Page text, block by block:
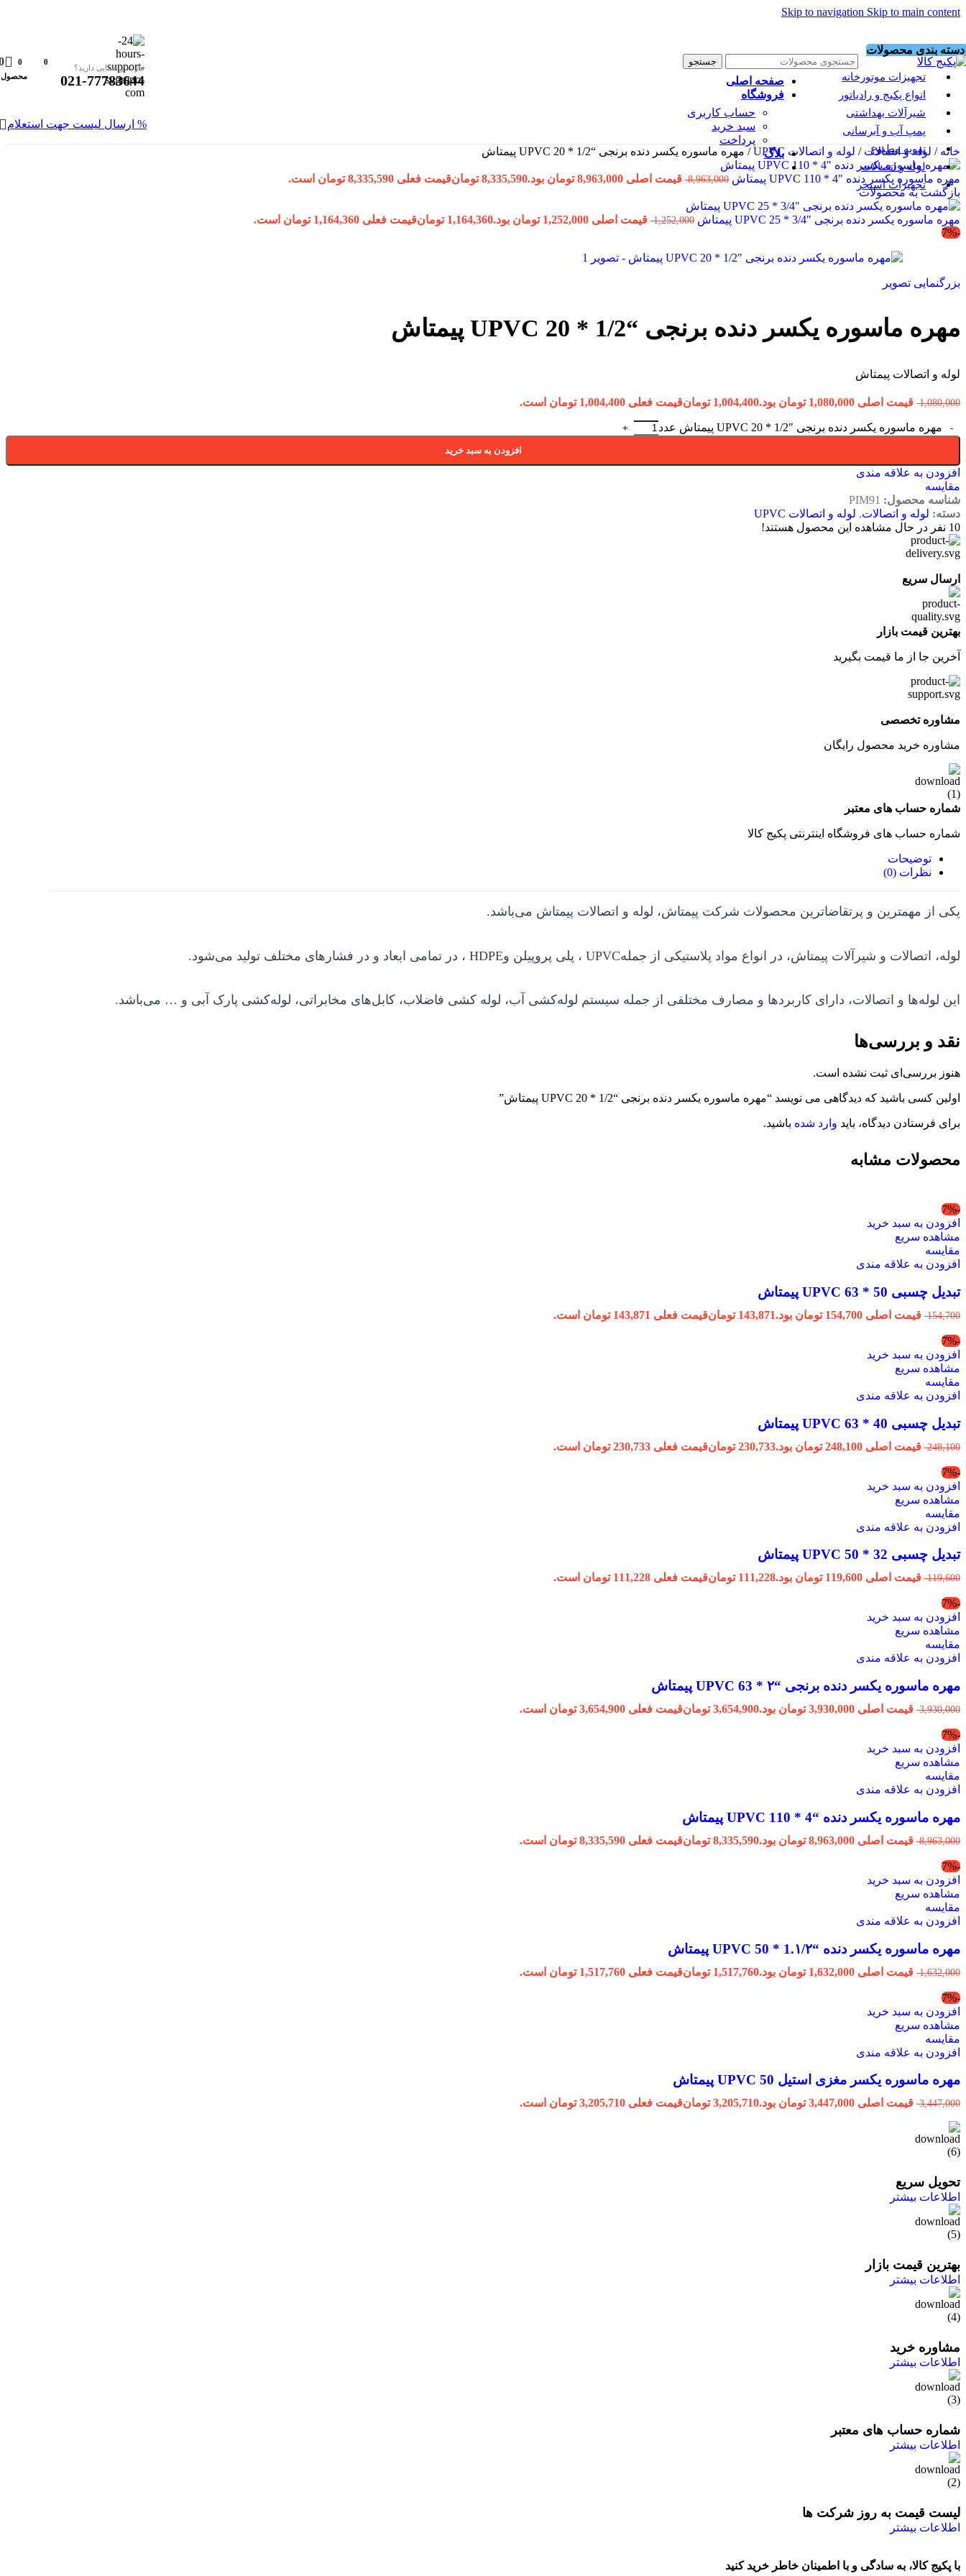
Skip to navigation Skip to main content
جستجو
نیاز به راهنمایی دارید؟
021-77783644
0
0
محصول
دسته بندی محصولات
تجهیزات موتورخانه
انواع پکیج و رادیاتور
شیرآلات بهداشتی
پمپ آب و آبرسانی
تهویه مطبوع
لوله و اتصالات
تجهیزات استخر
صفحه اصلی
فروشگاه
حساب کاربری
سبد خرید
پرداخت
بلاگ
طرح تعویض سبز
% ارسال لیست جهت استعلام
خانه/ لوله و اتصالات/ لوله و اتصالات UPVC / مهره ماسوره یکسر دنده برنجی “1/2 * 20 UPVC پیمتاش
مهره ماسوره یکسر دنده "4 * 110 UPVC پیمتاش 8,963,000 قیمت اصلی 8,963,000 تومان بود. 8,335,590 تومانقیمت فعلی 8,335,590 تومان است.
بازگشت به محصولات
مهره ماسوره یکسر دنده برنجی "3/4 * 25 UPVC پیمتاش 1,252,000 قیمت اصلی 1,252,000 تومان بود. 1,164,360 تومانقیمت فعلی 1,164,360 تومان است.
-7%
بزرگنمایی تصویر
مهره ماسوره یکسر دنده برنجی “1/2 * 20 UPVC پیمتاش
لوله و اتصالات پیمتاش
1,080,000 قیمت اصلی 1,080,000 تومان بود. 1,004,400 تومانقیمت فعلی 1,004,400 تومان است.
مهره ماسوره یکسر دنده برنجی "1/2 * 20 UPVC پیمتاش عدد
افزودن به سبد خرید
افزودن به علاقه مندی
مقایسه
شناسه محصول: PIM91
دسته: لوله و اتصالات, لوله و اتصالات UPVC
10 نفر در حال مشاهده این محصول هستند!
ارسال سریع
بهترین قیمت بازار
آخرین جا از ما قیمت بگیرید
مشاوره تخصصی
مشاوره خرید محصول رایگان
شماره حساب های معتبر
شماره حساب های فروشگاه اینترنتی پکیج کالا
توضیحات
نظرات (0)
یکی از مهمترین و پرتقاضاترین محصولات شرکت پیمتاش، لوله و اتصالات پیمتاش می‌باشد.
لوله، اتصالات و شیرآلات پیمتاش، در انواع مواد پلاستیکی از جملهUPVC ، پلی پروپیلن وHDPE ، در تمامی ابعاد و در فشارهای مختلف تولید می‌شود.
این لوله‌ها و اتصالات، دارای کاربردها و مصارف مختلفی از جمله سیستم لوله‌کشی آب، لوله کشی فاضلاب، کابل‌های مخابراتی، لوله‌کشی پارک آبی و … می‌باشد.
نقد و بررسی‌ها
هنوز بررسی‌ای ثبت نشده است.
اولین کسی باشید که دیدگاهی می نویسد “مهره ماسوره یکسر دنده برنجی “1/2 * 20 UPVC پیمتاش”
برای فرستادن دیدگاه، باید وارد شده باشید.
محصولات مشابه
-7%
افزودن به سبد خرید
مشاهده سریع
مقایسه
افزودن به علاقه مندی
تبدیل چسبی 50 * 63 UPVC پیمتاش
154,700 قیمت اصلی 154,700 تومان بود. 143,871 تومانقیمت فعلی 143,871 تومان است.
-7%
افزودن به سبد خرید
مشاهده سریع
مقایسه
افزودن به علاقه مندی
تبدیل چسبی 40 * 63 UPVC پیمتاش
248,100 قیمت اصلی 248,100 تومان بود. 230,733 تومانقیمت فعلی 230,733 تومان است.
-7%
افزودن به سبد خرید
مشاهده سریع
مقایسه
افزودن به علاقه مندی
تبدیل چسبی 32 * 50 UPVC پیمتاش
119,600 قیمت اصلی 119,600 تومان بود. 111,228 تومانقیمت فعلی 111,228 تومان است.
-7%
افزودن به سبد خرید
مشاهده سریع
مقایسه
افزودن به علاقه مندی
مهره ماسوره یکسر دنده برنجی “۲ * 63 UPVC پیمتاش
3,930,000 قیمت اصلی 3,930,000 تومان بود. 3,654,900 تومانقیمت فعلی 3,654,900 تومان است.
-7%
افزودن به سبد خرید
مشاهده سریع
مقایسه
افزودن به علاقه مندی
مهره ماسوره یکسر دنده “4 * 110 UPVC پیمتاش
8,963,000 قیمت اصلی 8,963,000 تومان بود. 8,335,590 تومانقیمت فعلی 8,335,590 تومان است.
-7%
افزودن به سبد خرید
مشاهده سریع
مقایسه
افزودن به علاقه مندی
مهره ماسوره یکسر دنده “1.۱/۲ * 50 UPVC پیمتاش
1,632,000 قیمت اصلی 1,632,000 تومان بود. 1,517,760 تومانقیمت فعلی 1,517,760 تومان است.
-7%
افزودن به سبد خرید
مشاهده سریع
مقایسه
افزودن به علاقه مندی
مهره ماسوره یکسر مغزی استیل 50 UPVC پیمتاش
3,447,000 قیمت اصلی 3,447,000 تومان بود. 3,205,710 تومانقیمت فعلی 3,205,710 تومان است.
تحویل سریع
اطلاعات بیشتر
بهترین قیمت بازار
اطلاعات بیشتر
مشاوره خرید
اطلاعات بیشتر
شماره حساب های معتبر
اطلاعات بیشتر
لیست قیمت به روز شرکت ها
اطلاعات بیشتر
با پکیج کالا، به سادگی و با اطمینان خاطر خرید کنید